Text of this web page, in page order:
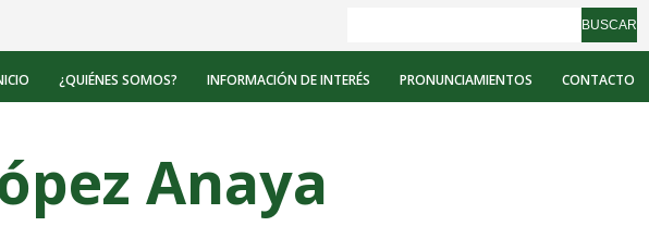
BUSCAR
¿QUIÉNES SOMOS? INFORMACIÓN DE INTERÉS PRONUNCIAMIENTOS CONTACTO
Anaya